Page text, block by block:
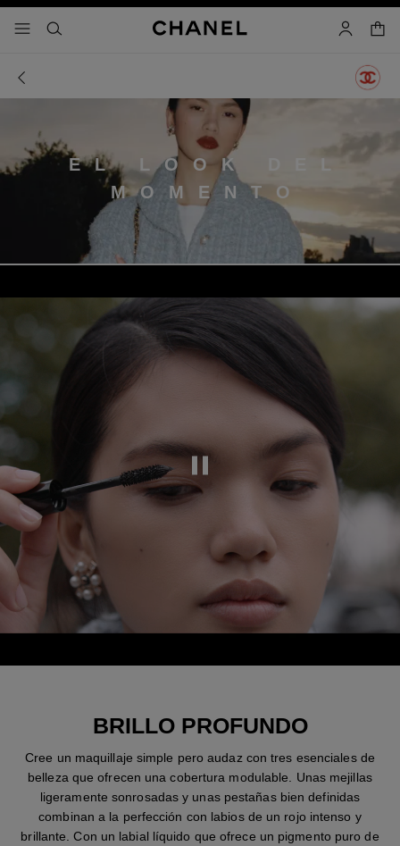
- navegación principal
buscar cuenta
carrito
Pausar el vídeo
EL LOOK DEL
MOMENTO
BRILLO PROFUNDO
Cree un maquillaje simple pero audaz con tres esenciales de
belleza que ofrecen una cobertura modulable. Unas mejillas
ligeramente sonrosadas y unas pestañas bien definidas
combinan a la perfección con labios de un rojo intenso y
brillante. Con un labial líquido que ofrece un pigmento puro de